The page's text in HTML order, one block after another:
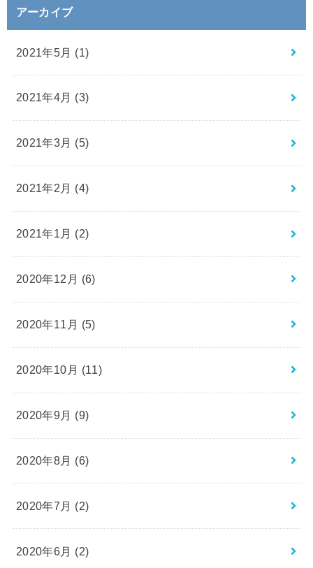
アーカイブ
2021年5月 (1)
2021年4月 (3)
2021年3月 (5)
2021年2月 (4)
2021年1月 (2)
2020年12月 (6)
2020年11月 (5)
2020年10月 (11)
2020年9月 (9)
2020年8月 (6)
2020年7月 (2)
2020年6月 (2)